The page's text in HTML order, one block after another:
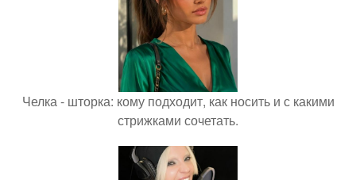
Челка - шторка: кому подходит, как носить и с какими
стрижками сочетать.